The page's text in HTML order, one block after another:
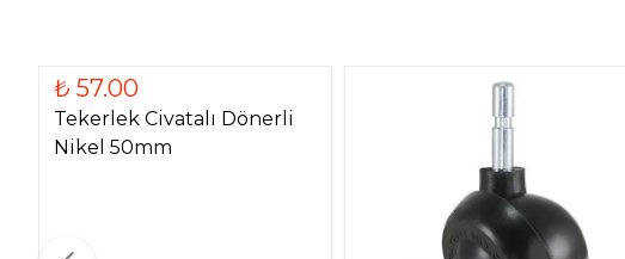
₺ 57.00
Tekerlek Civatalı Dönerli
Nikel 50mm